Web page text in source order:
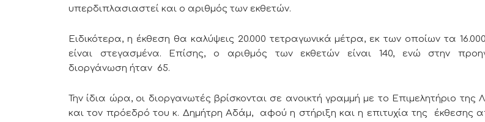
υπερδιπλασιαστεί και ο αριθμός των εκθετών.
Ειδικότερα, η έκθεση θα καλύψεις 20.000 τετραγωνικά μέτρα, εκ των οποίων τα
είναι στεγασμένα. Επίσης, ο αριθμός των εκθετών είναι 140, ενώ στην
διοργάνωση ήταν 65.
Την ίδια ώρα, οι διοργανωτές βρίσκονται σε ανοικτή γραμμή με το Επιμελητήριο της
και τον πρόεδρό του κ. Δημήτρη Αδάμ, αφού η στήριξη και η επιτυχία της έκθεσης